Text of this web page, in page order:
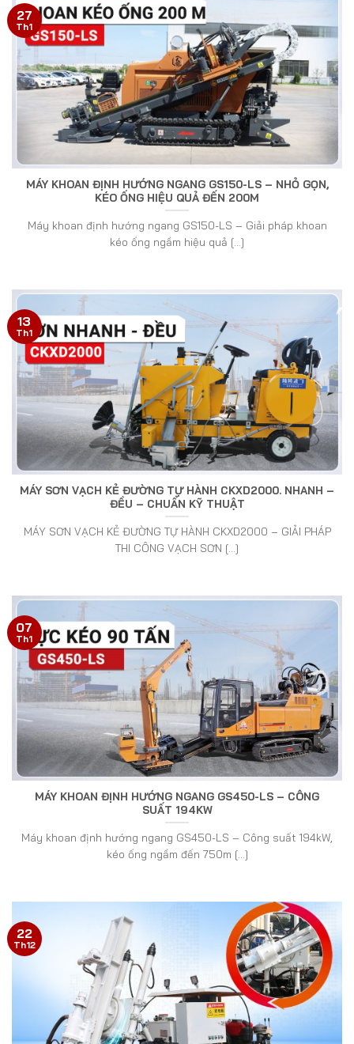
MÁY KHOAN ĐỊNH HƯỚNG NGANG GS150-LS – NHỎ GỌN,
KÉO ỐNG HIỆU QUẢ ĐẾN 200M
Máy khoan định hướng ngang GS150-LS – Giải pháp khoan
kéo ống ngầm hiệu quả [...]
27
Th1
MÁY SƠN VẠCH KẺ ĐƯỜNG TỰ HÀNH CKXD2000. NHANH –
ĐỀU – CHUẨN KỸ THUẬT
MÁY SƠN VẠCH KẺ ĐƯỜNG TỰ HÀNH CKXD2000 – GIẢI PHÁP
THI CÔNG VẠCH SƠN [...]
13
Th1
MÁY KHOAN ĐỊNH HƯỚNG NGANG GS450-LS – CÔNG
SUẤT 194KW
Máy khoan định hướng ngang GS450-LS – Công suất 194kW,
kéo ống ngầm đến 750m [...]
07
Th1
22
Th12